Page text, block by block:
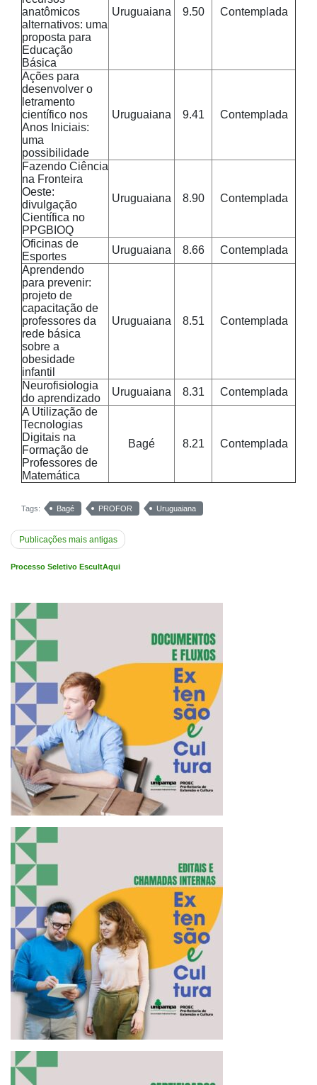
anatômicos
alternativos: uma
proposta para
Educação
Básica
Uruguaiana 9.50 Contemplada
Ações para
desenvolver o
letramento
científico nos
Anos Iniciais:
uma
possibilidade
Uruguaiana 9.41 Contemplada
Fazendo Ciência
na Fronteira
Oeste:
divulgação
Científica no
PPGBIOQ
Uruguaiana 8.90 Contemplada
Oficinas de
Esportes
Uruguaiana 8.66
Contemplada
Aprendendo
para prevenir:
projeto de
capacitação de
professores da
rede básica
sobre a
obesidade
infantil
Uruguaiana 8.51 Contemplada
Neurofisiologia
do aprendizado
Uruguaiana 8.31
Contemplada
A Utilização de
Tecnologias
Digitais na
Formação de
Professores de
Matemática
Bagé 8.21 Contemplada
Tags: Bagé PROFOR Uruguaiana
Navegação
Publicações mais antigas
Processo Seletivo EscultAqui